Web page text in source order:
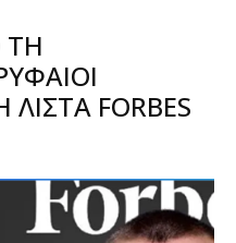
ΤΗ
FORBES